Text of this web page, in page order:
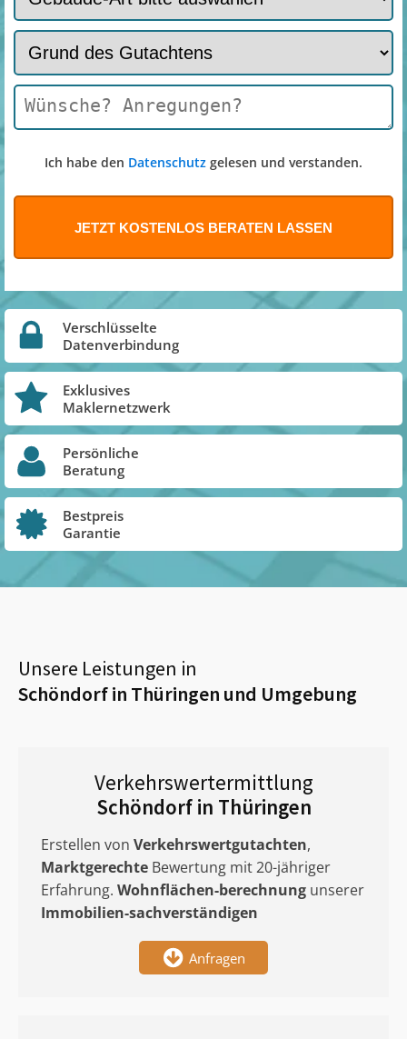
Ich habe den Datenschutz gelesen und verstanden.
Verschlüsselte
Datenverbindung
Exklusives
Maklernetzwerk
Persönliche
Beratung
Bestpreis
Garantie
Unsere Leistungen in
Schöndorf in Thüringen und Umgebung
Verkehrswertermittlung
Schöndorf in Thüringen
Erstellen von Verkehrswertgutachten,
Marktgerechte Bewertung mit 20-jähriger
Erfahrung. Wohnflächen-berechnung unserer
Immobilien-sachverständigen
Anfragen